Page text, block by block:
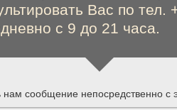
Вас по тел.
с 9 до 21 часа.
сообщение непосредственно с